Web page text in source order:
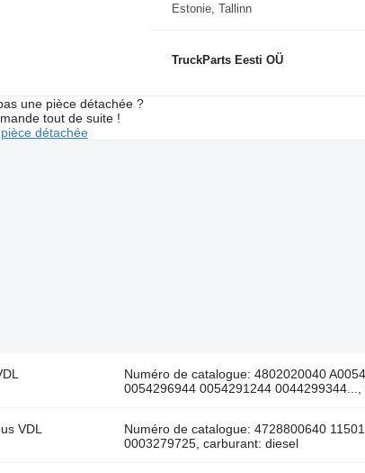
Estonie, Tallinn
TruckParts Eesti OÜ
une pièce détachée ?
tout de suite !
détachée
Numéro de catalogue: 4802020040
0054296944 0054291244
VDL
Numéro de catalogue: 4728800640
0003279725, carburant: diesel